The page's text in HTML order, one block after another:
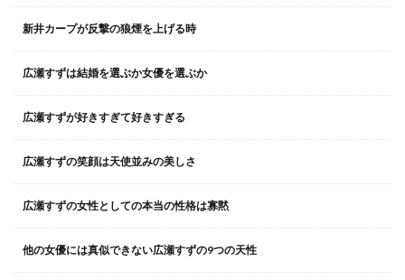
新井カープが反撃の狼煙を上げる時
広瀬すずは結婚を選ぶか女優を選ぶか
広瀬すずが好きすぎて好きすぎる
広瀬すずの笑顔は天使並みの美しさ
広瀬すずの女性としての本当の性格は寡黙
他の女優には真似できない広瀬すずの9つの天性